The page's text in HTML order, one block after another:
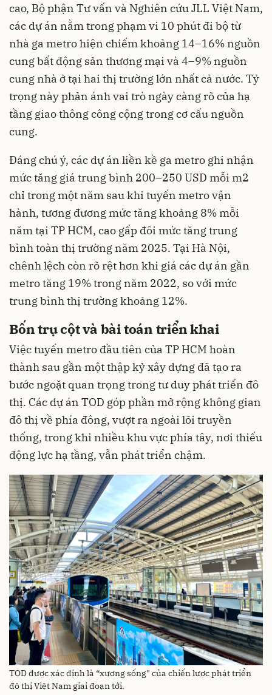
cao, Bộ phận Tư vấn và Nghiên cứu JLL Việt Nam,
các dự án nằm trong phạm vi 10 phút đi bộ từ
nhà ga metro hiện chiếm khoảng 14–16% nguồn
cung bất động sản thương mại và 4–9% nguồn
cung nhà ở tại hai thị trường lớn nhất cả nước. Tỷ
trọng này phản ánh vai trò ngày càng rõ của hạ
tầng giao thông công cộng trong cơ cấu nguồn
cung.
Đáng chú ý, các dự án liền kề ga metro ghi nhận
mức tăng giá trung bình 200–250 USD mỗi m2
chỉ trong một năm sau khi tuyến metro vận
hành, tương đương mức tăng khoảng 8% mỗi
năm tại TP HCM, cao gấp đôi mức tăng trung
bình toàn thị trường năm 2025. Tại Hà Nội,
chênh lệch còn rõ rệt hơn khi giá các dự án gần
metro tăng 19% trong năm 2022, so với mức
trung bình thị trường khoảng 12%.
Bốn trụ cột và bài toán triển khai
Việc tuyến metro đầu tiên của TP HCM hoàn
thành sau gần một thập kỷ xây dựng đã tạo ra
bước ngoặt quan trọng trong tư duy phát triển đô
thị. Các dự án TOD góp phần mở rộng không gian
đô thị về phía đông, vượt ra ngoài lõi truyền
thống, trong khi nhiều khu vực phía tây, nơi thiếu
động lực hạ tầng, vẫn phát triển chậm.
TOD được xác định là “xương sống" của chiến lược phát triển
đô thị Việt Nam giai đoạn tới.